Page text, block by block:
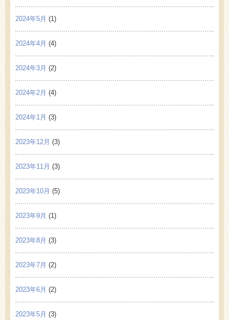
2024年5月 (1)
2024年4月 (4)
2024年3月 (2)
2024年2月 (4)
2024年1月 (3)
2023年12月 (3)
2023年11月 (3)
2023年10月 (5)
2023年9月 (1)
2023年8月 (3)
2023年7月 (2)
2023年6月 (2)
2023年5月 (3)